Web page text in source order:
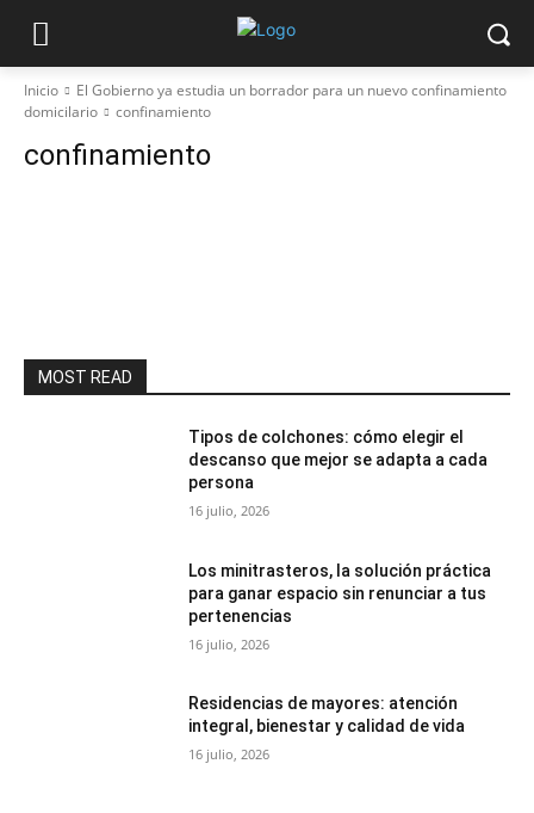
Inicio
El Gobierno ya estudia un borrador para un nuevo confinamiento
domicilario
confinamiento
confinamiento
MOST READ
Tipos de colchones: cómo elegir el
descanso que mejor se adapta a cada
persona
16 julio, 2026
Los minitrasteros, la solución práctica
para ganar espacio sin renunciar a tus
pertenencias
16 julio, 2026
Residencias de mayores: atención
integral, bienestar y calidad de vida
16 julio, 2026